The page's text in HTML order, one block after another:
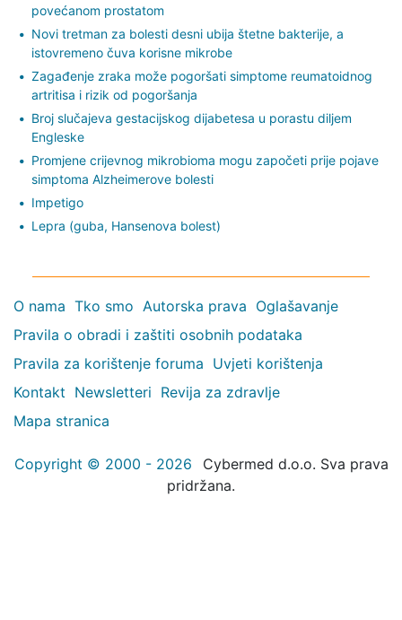
povećanom prostatom
Novi tretman za bolesti desni ubija štetne bakterije, a
istovremeno čuva korisne mikrobe
Zagađenje zraka može pogoršati simptome reumatoidnog
artritisa i rizik od pogoršanja
Broj slučajeva gestacijskog dijabetesa u porastu diljem
Engleske
Promjene crijevnog mikrobioma mogu započeti prije pojave
simptoma Alzheimerove bolesti
Impetigo
Lepra (guba, Hansenova bolest)
O nama Tko smo Autorska prava Oglašavanje
Pravila o obradi i zaštiti osobnih podataka
Pravila za korištenje foruma Uvjeti korištenja
Kontakt Newsletteri Revija za zdravlje
Mapa stranica
Copyright © 2000 - 2026
Cybermed d.o.o. Sva prava
pridržana.